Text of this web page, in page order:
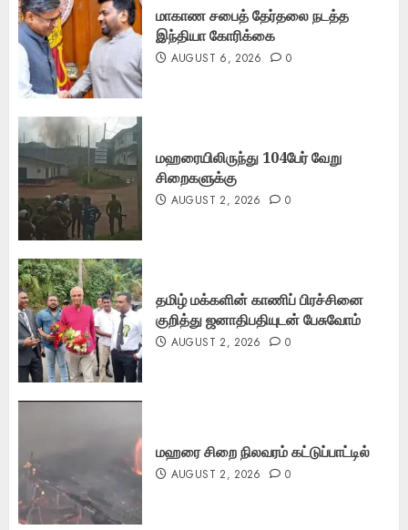
மாகாண சபைத் தேர்தலை நடத்த
இந்தியா கோரிக்கை
AUGUST 6, 2026 0
மஹரையிலிருந்து 104பேர் வேறு
சிறைகளுக்கு
AUGUST 2, 2026 0
தமிழ் மக்களின் காணிப் பிரச்சினை
குறித்து ஜனாதிபதியுடன் பேசுவோம்
AUGUST 2, 2026 0
மஹரை சிறை நிலவரம் கட்டுப்பாட்டில்
AUGUST 2, 2026 0